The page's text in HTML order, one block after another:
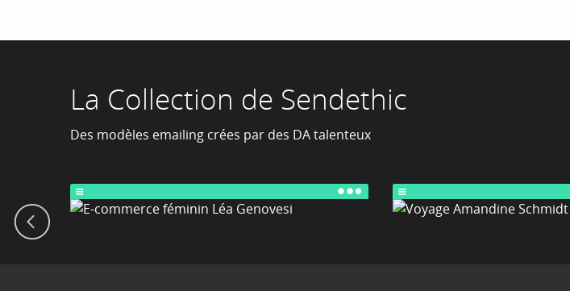
La Collection de Sendethic
Des modèles emailing crées par des DA talenteux